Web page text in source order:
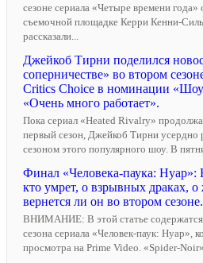
сезоне сериала «Четыре времени
съемочной площадке Керри Кенни-
рассказали...
Джейкоб Тирни поделился
соперничестве» во втором
Critics Choice в номинации
«Очень много работает».
Пока сериал «Heated Rivalry»
первый сезон, Джейкоб Тирни усердно
сезоном этого популярного шоу. В
Финал «Человека-паука: Нуар»:
кто умрет, о взрывных драках,
вернется ли он во втором сезоне.
ВНИМАНИЕ: В этой статье содержатся
сезона сериала «Человек-паук: Нуар»,
просмотра на Prime Video. «Spider-